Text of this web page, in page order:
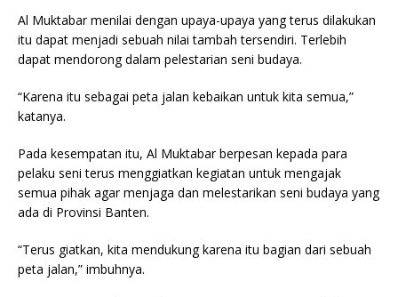
Al Muktabar menilai dengan upaya-upaya yang terus dilakukan
itu dapat menjadi sebuah nilai tambah tersendiri. Terlebih
dapat mendorong dalam pelestarian seni budaya.
“Karena itu sebagai peta jalan kebaikan untuk kita semua,”
katanya.
Pada kesempatan itu, Al Muktabar berpesan kepada para
pelaku seni terus menggiatkan kegiatan untuk mengajak
semua pihak agar menjaga dan melestarikan seni budaya yang
ada di Provinsi Banten.
“Terus giatkan, kita mendukung karena itu bagian dari sebuah
peta jalan,” imbuhnya.